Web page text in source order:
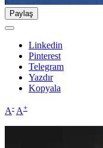
Paylaş
Linkedin
Pinterest
Telegram
Yazdır
Kopyala
A- A+